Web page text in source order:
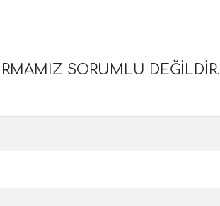
SORUMLU DEĞİLDİR.